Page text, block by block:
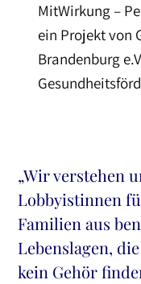
MitWirkung –
ein Projekt von
Brandenburg
„Wir verstehen
Lobbyistinnen
Familien aus
Lebenslagen,
kein Gehör